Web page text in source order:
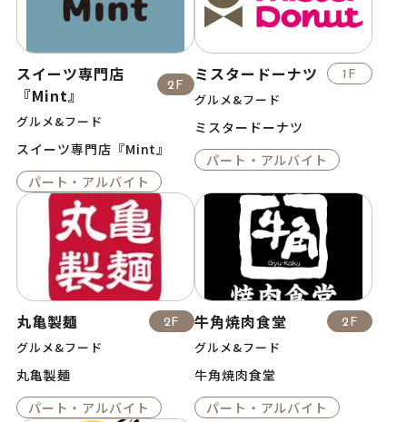
スイーツ専門店
『Mint』
2F
グルメ&フード
スイーツ専門店『Mint』
パート・アルバイト
ミスタードーナツ 1F
グルメ&フード
ミスタードーナツ
パート・アルバイト
丸亀製麺 2F
グルメ&フード
丸亀製麺
パート・アルバイト
牛角焼肉食堂 2F
グルメ&フード
牛角焼肉食堂
パート・アルバイト